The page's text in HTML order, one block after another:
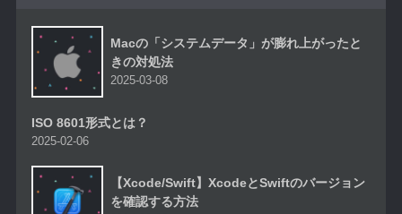
Macの「システムデータ」が膨れ上がったと
きの対処法
2025-03-08
ISO 8601形式とは？
2025-02-06
【Xcode/Swift】XcodeとSwiftのバージョン
を確認する方法